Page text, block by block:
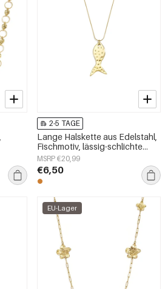
2-5 TAGE
Lange Halskette aus Edelstahl,
Fischmotiv, lässig-schlichte
Serie, Damenschmuck
MSRP €20,99
€6,50
EU-Lager